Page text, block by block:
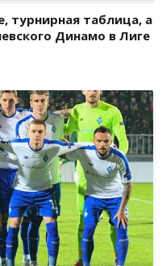
турнирная таблица, а
Динамо в Лиге